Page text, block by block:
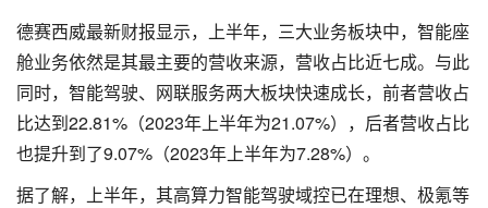
德赛西威最新财报显示，上半年，三大业务板块中，智能座
舱业务依然是其最主要的营收来源，营收占比近七成。与此
同时，智能驾驶、网联服务两大板块快速成长，前者营收占
比达到22.81%（2023年上半年为21.07%），后者营收占比
也提升到了9.07%（2023年上半年为7.28%）。
据了解，上半年，其高算力智能驾驶域控已在理想、极氪等